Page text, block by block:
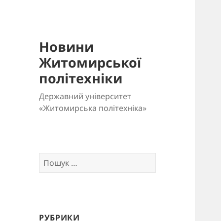
Новини
Житомирської
політехніки
Державний університет
«Житомирська політехніка»
Пошук:
РУБРИКИ